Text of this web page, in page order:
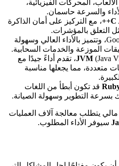
المحركات الفيزيائية،
والسرعة حاسمان.
C++
، مع التركيز على أمان الذاكرة
التعلق بالمؤشرات.
: مصممة من قبل Google، وتتميز بالأداء العالي وسهولة
الموزعة والخدمات السحابية.
JVM(Java Virtual Machine)، تقدم أداءً جيدًا مع
متعددة، مما يجعلها مناسبة
قد تكون أبطأ من اللغات
بسرعة التطوير وسهولة الصيانة.
مالي يتطلب معالجة آلاف العمليات
سيوفر الأداء المطلوب.